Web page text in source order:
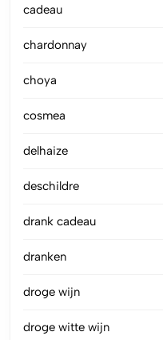
cadeau
chardonnay
choya
cosmea
delhaize
deschildre
drank cadeau
dranken
droge wijn
droge witte wijn